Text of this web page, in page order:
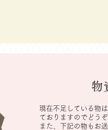
物
現在不足している物
ておりますのでどう
また、下記の物もお